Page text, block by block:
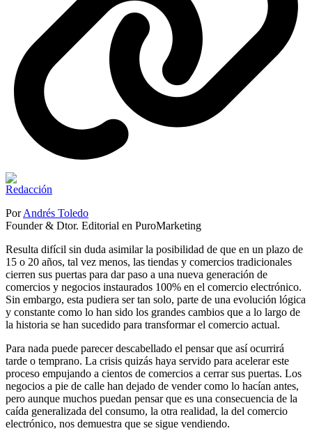
PorAndrés Toledo
Founder & Dtor. Editorial en PuroMarketing
Resulta difícil sin duda asimilar la posibilidad de que en un plazo de
15 o 20 años, tal vez menos, las tiendas y comercios tradicionales
cierren sus puertas para dar paso a una nueva generación de
comercios y negocios instaurados 100% en el comercio electrónico.
Sin embargo, esta pudiera ser tan solo, parte de una evolución lógica
y constante como lo han sido los grandes cambios que a lo largo de
la historia se han sucedido para transformar el comercio actual.
Para nada puede parecer descabellado el pensar que así ocurrirá
tarde o temprano. La crisis quizás haya servido para acelerar este
proceso empujando a cientos de comercios a cerrar sus puertas. Los
negocios a pie de calle han dejado de vender como lo hacían antes,
pero aunque muchos puedan pensar que es una consecuencia de la
caída generalizada del consumo, la otra realidad, la del comercio
electrónico, nos demuestra que se sigue vendiendo.